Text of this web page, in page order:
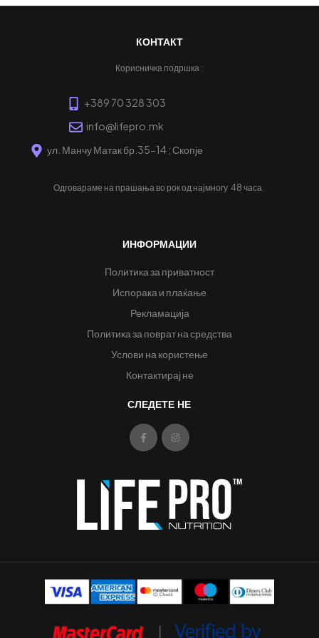
КОНТАКТ
Корисничка подршка :
+389 70 328 303
info@lifepro.mk
ул. Манчу Матак бр.35-14 ; Скопје
Одговараме на прашања во рок од најмногу 48 часа.
ИНФОРМАЦИИ
Политика за приватност
Испорака и плаќање
Рекламација
Политика за поврат на средства
Услови на користење
Контактирај не
СЛЕДЕТЕ НЕ